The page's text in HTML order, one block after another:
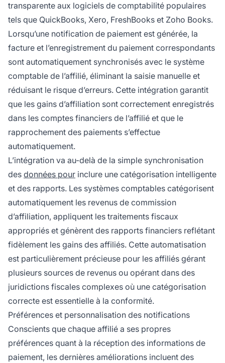
transparente aux logiciels de comptabilité populaires
tels que QuickBooks, Xero, FreshBooks et Zoho Books.
Lorsqu’une notification de paiement est générée, la
facture et l’enregistrement du paiement correspondants
sont automatiquement synchronisés avec le système
comptable de l’affilié, éliminant la saisie manuelle et
réduisant le risque d’erreurs. Cette intégration garantit
que les gains d’affiliation sont correctement enregistrés
dans les comptes financiers de l’affilié et que le
rapprochement des paiements s’effectue
automatiquement.
L’intégration va au-delà de la simple synchronisation
des données pour inclure une catégorisation intelligente
et des rapports. Les systèmes comptables catégorisent
automatiquement les revenus de commission
d’affiliation, appliquent les traitements fiscaux
appropriés et génèrent des rapports financiers reflétant
fidèlement les gains des affiliés. Cette automatisation
est particulièrement précieuse pour les affiliés gérant
plusieurs sources de revenus ou opérant dans des
juridictions fiscales complexes où une catégorisation
correcte est essentielle à la conformité.
Préférences et personnalisation des notifications
Conscients que chaque affilié a ses propres
préférences quant à la réception des informations de
paiement, les dernières améliorations incluent des